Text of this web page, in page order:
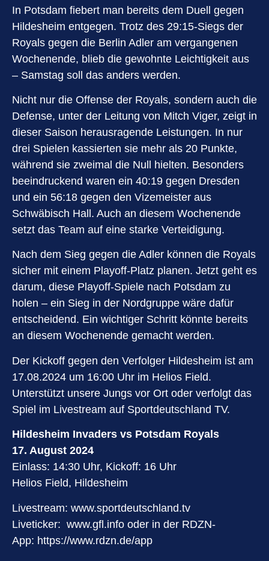
In Potsdam fiebert man bereits dem Duell gegen
Hildesheim entgegen. Trotz des 29:15-Siegs der
Royals gegen die Berlin Adler am vergangenen
Wochenende, blieb die gewohnte Leichtigkeit aus
– Samstag soll das anders werden.
Nicht nur die Offense der Royals, sondern auch die
Defense, unter der Leitung von Mitch Viger, zeigt in
dieser Saison herausragende Leistungen. In nur
drei Spielen kassierten sie mehr als 20 Punkte,
während sie zweimal die Null hielten. Besonders
beeindruckend waren ein 40:19 gegen Dresden
und ein 56:18 gegen den Vizemeister aus
Schwäbisch Hall. Auch an diesem Wochenende
setzt das Team auf eine starke Verteidigung.
Nach dem Sieg gegen die Adler können die Royals
sicher mit einem Playoff-Platz planen. Jetzt geht es
darum, diese Playoff-Spiele nach Potsdam zu
holen – ein Sieg in der Nordgruppe wäre dafür
entscheidend. Ein wichtiger Schritt könnte bereits
an diesem Wochenende gemacht werden.
Der Kickoff gegen den Verfolger Hildesheim ist am
17.08.2024 um 16:00 Uhr im Helios Field.
Unterstützt unsere Jungs vor Ort oder verfolgt das
Spiel im Livestream auf Sportdeutschland TV.
Hildesheim Invaders vs Potsdam Royals
17. August 2024
Einlass: 14:30 Uhr, Kickoff: 16 Uhr
Helios Field, Hildesheim
Livestream: www.sportdeutschland.tv
Liveticker: www.gfl.info oder in der RDZN-
App: https://www.rdzn.de/app